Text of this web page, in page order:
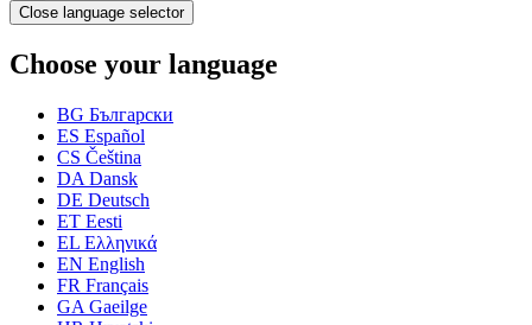
Close language selector
Choose your language
BG Български
ES Español
CS Čeština
DA Dansk
DE Deutsch
ET Eesti
EL Ελληνικά
EN English
FR Français
GA Gaeilge